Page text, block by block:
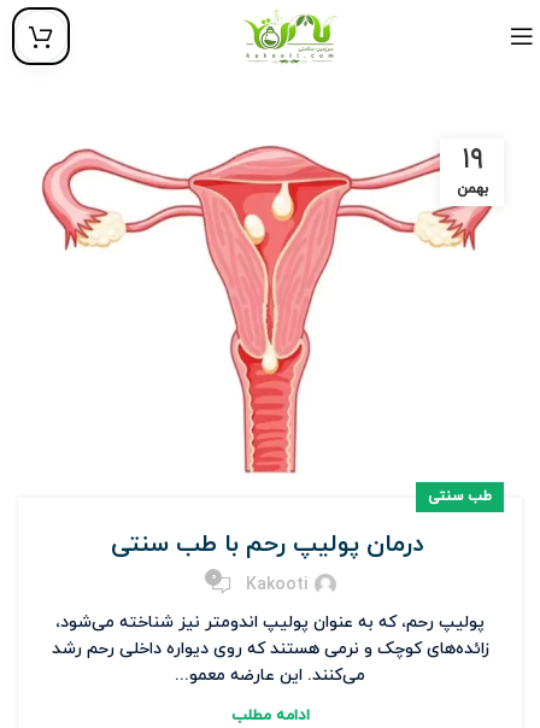
۱۹
بهمن
طب سنتی
درمان پولیپ رحم با طب سنتی
Kakooti
0
پولیپ رحم، که به عنوان پولیپ اندومتر نیز شناخته می‌شود،
زائده‌های کوچک و نرمی هستند که روی دیواره داخلی رحم رشد
می‌کنند. این عارضه معمو...
ادامه مطلب